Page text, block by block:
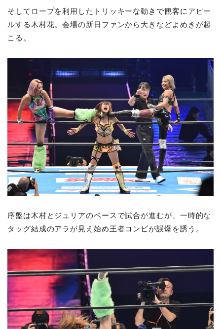
そしてロープを利用したトリッキーな動きで観客にアピー
ルする木村花。会場の新日ファンから大きなどよめきが起
こる。
序盤は木村とジュリアのペースで試合が進むが、一時的な
タッグ結成のアラが見え始め王者コンビが誤爆を誘う。